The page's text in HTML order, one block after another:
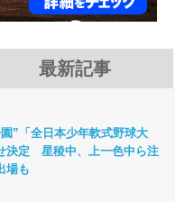
最新記事
”「全日本少年軟式野球大
決定 星稜中、上一色中ら注
場も